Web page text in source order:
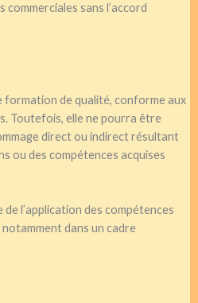
sans l’accord
formation de qualité, conforme aux
Toutefois, elle ne pourra être
direct ou indirect résultant
ou des compétences acquises
l’application des compétences
dans un cadre